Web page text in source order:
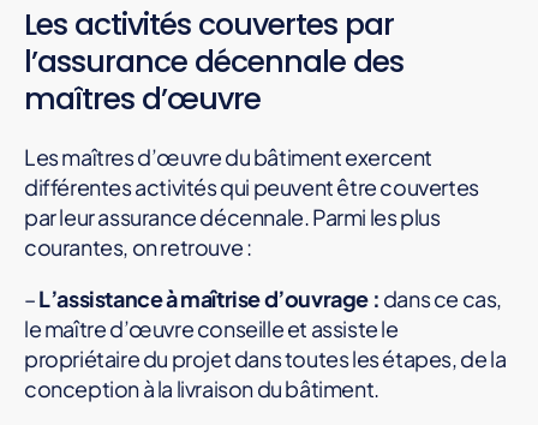
Les activités couvertes par
l’assurance décennale des
maîtres d’œuvre
Les maîtres d’œuvre du bâtiment exercent
différentes activités qui peuvent être couvertes
par leur assurance décennale. Parmi les plus
courantes, on retrouve :
–L’assistance à maîtrise d’ouvrage : dans ce cas,
le maître d’œuvre conseille et assiste le
propriétaire du projet dans toutes les étapes, de la
conception à la livraison du bâtiment.